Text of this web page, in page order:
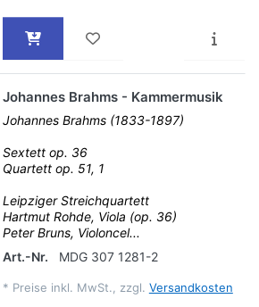
Johannes Brahms - Kammermusik
Johannes Brahms (1833-1897)
Sextett op. 36
Quartett op. 51, 1
Leipziger Streichquartett
Hartmut Rohde, Viola (op. 36)
Peter Bruns, Violoncel...
Art.-Nr.
MDG 307 1281-2
* Preise inkl. MwSt., zzgl. Versandkosten